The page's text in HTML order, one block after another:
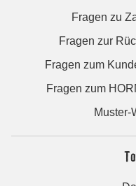
Fragen zu
Fragen zur
Fragen zum
Fragen zum
Muster-